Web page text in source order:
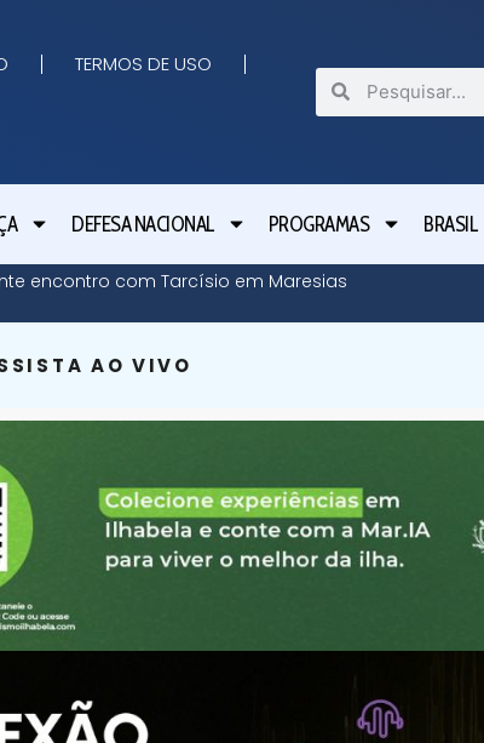
TERMOS DE USO
DEFESA NACIONAL PROGRAMAS BRASIL
encontro com Tarcísio em Maresias
AO VIVO